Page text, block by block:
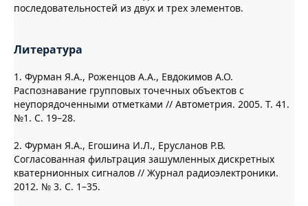
последовательностей из двух и трех элементов.
Литература
1. Фурман Я.А., Роженцов А.А., Евдокимов А.О.
Распознавание групповых точечных объектов с
неупорядоченными отметками // Автометрия. 2005. Т. 41.
№1. С. 19–28.
2. Фурман Я.А., Егошина И.Л., Ерусланов Р.В.
Согласованная фильтрация зашумленных дискретных
кватернионных сигналов // Журнал радиоэлектроники.
2012. № 3. С. 1–35.